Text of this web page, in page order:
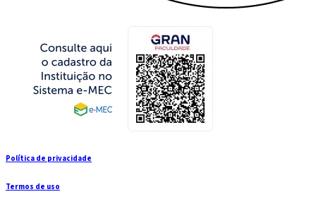
Política de privacidade
Termos de uso